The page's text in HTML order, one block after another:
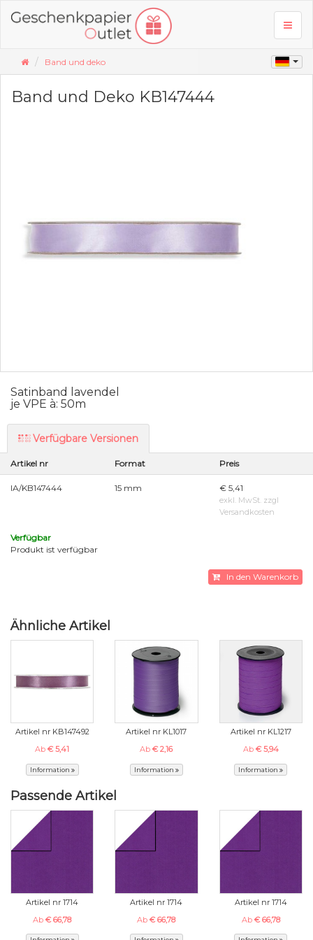
Band und deko
Band und Deko KB147444
Satinband lavendel
je VPE à: 50m
Verfügbare Versionen
Artikel nr Format Preis
IA/KB147444 15 mm € 5,41
exkl. MwSt. zzgl
Versandkosten
Verfügbar
Produkt ist verfügbar
In den Warenkorb
Ähnliche Artikel
Artikel nr KB147492
Ab€ 5,41
Information
Artikel nr KL1017
Ab€ 2,16
Information
Artikel nr KL1217
Ab € 5,94
Information
Passende Artikel
Artikel nr 1714
Ab€ 66,78
Artikel nr 1714
Ab€ 66,78
Artikel nr 1714
Ab € 66,78